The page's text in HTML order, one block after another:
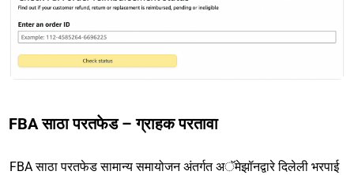
FBA साठा परतफेड – ग्राहक परतावा
FBA साठा परतफेड सामान्य समायोजन अंतर्गत अॅमेझॉनद्वारे दिलेली भरपाई